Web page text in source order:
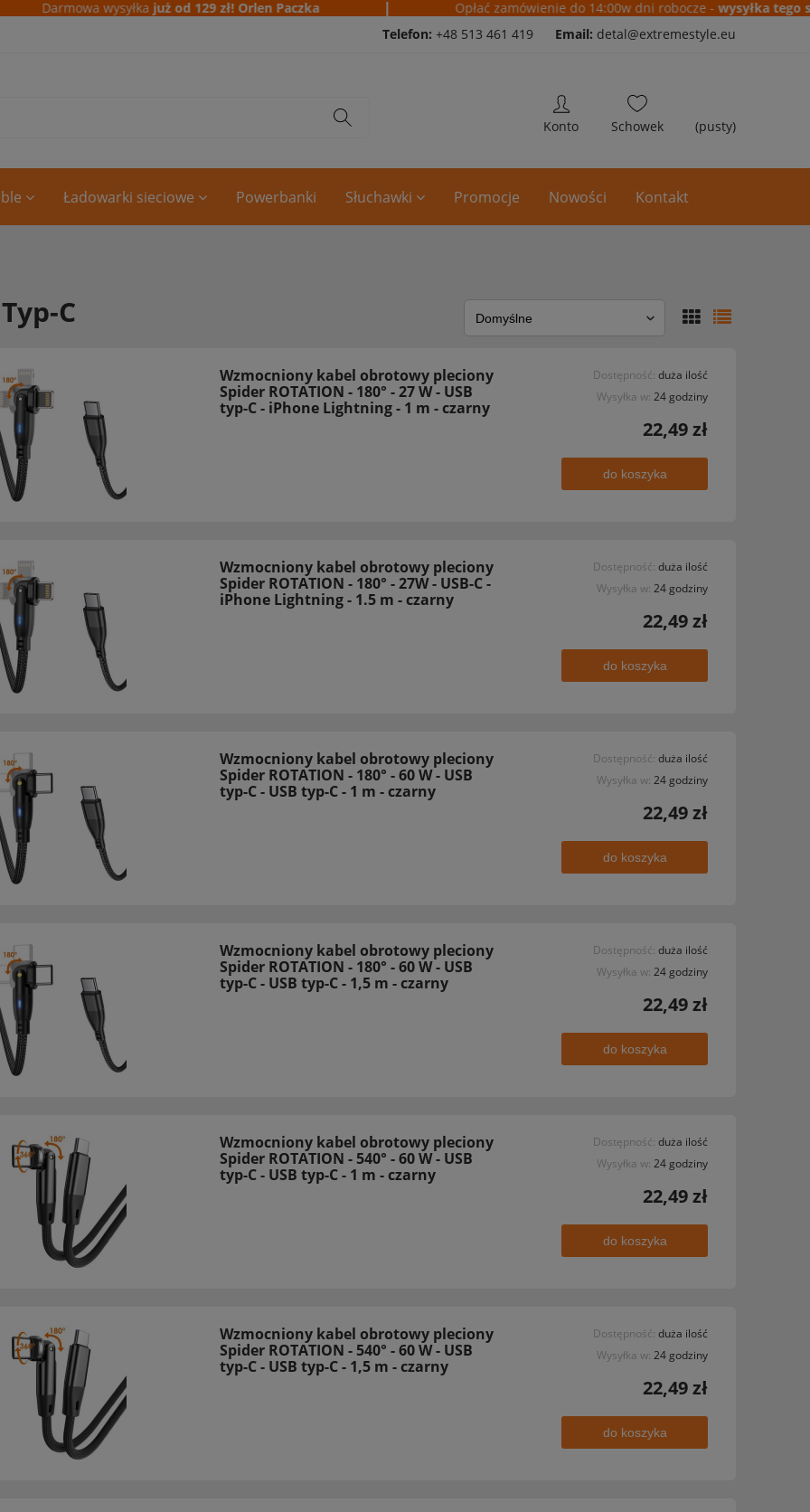
Darmowa wysyłkajuż od 129 zł! Orlen Paczka Opłać zamówienie do 14:00w dni robocze -wysyłka tego
Telefon: +48 513 461 419 Email: detal@extremestyle.eu
(pusty)
Ładowarki sieciowe Powerbanki Słuchawki Promocje Nowości Kontakt
C
Wzmocniony kabel obrotowy pleciony
Spider ROTATION - 180° - 27 W - USB
typ-C - iPhone Lightning - 1 m - czarny
Dostępność: duża ilość
Wysyłka w: 24 godziny
22,49 zł
do koszyka
Wzmocniony kabel obrotowy pleciony
Spider ROTATION - 180° - 27W - USB-C -
iPhone Lightning - 1.5 m - czarny
Dostępność: duża ilość
Wysyłka w: 24 godziny
22,49 zł
do koszyka
Wzmocniony kabel obrotowy pleciony
Spider ROTATION - 180° - 60 W - USB
typ-C - USB typ-C - 1 m - czarny
Dostępność: duża ilość
Wysyłka w: 24 godziny
22,49 zł
do koszyka
Wzmocniony kabel obrotowy pleciony
Spider ROTATION - 180° - 60 W - USB
typ-C - USB typ-C - 1,5 m - czarny
Dostępność: duża ilość
Wysyłka w: 24 godziny
22,49 zł
do koszyka
Wzmocniony kabel obrotowy pleciony
Spider ROTATION - 540° - 60 W - USB
typ-C - USB typ-C - 1 m - czarny
Dostępność: duża ilość
Wysyłka w: 24 godziny
22,49 zł
do koszyka
Wzmocniony kabel obrotowy pleciony
Spider ROTATION - 540° - 60 W - USB
typ-C - USB typ-C - 1,5 m - czarny
Dostępność: duża ilość
Wysyłka w: 24 godziny
22,49 zł
do koszyka